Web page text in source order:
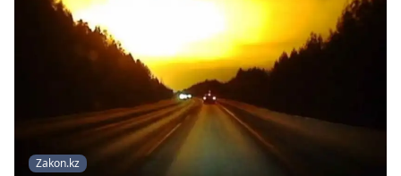
Zakon.kz